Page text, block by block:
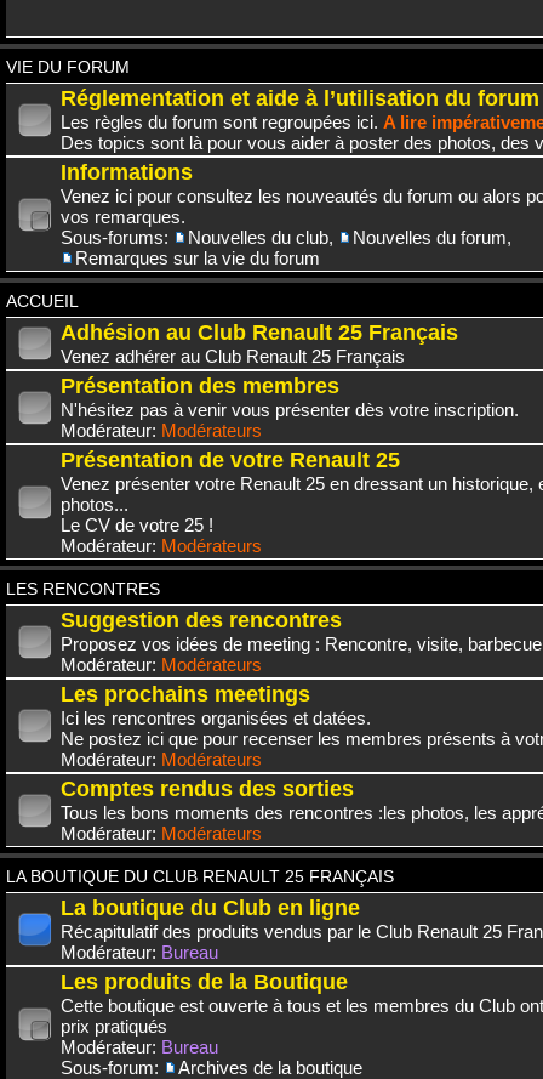
VIE DU FORUM
Réglementation et aide à l’utilisation du forum
Les règles du forum sont regroupées ici. A lire
Des topics sont là pour vous aider à poster des photos, des
Informations
Venez ici pour consultez les nouveautés du forum ou alors
vos remarques.
Sous-forums:
Nouvelles du club, Nouvelles du forum,
Remarques sur la vie du forum
ACCUEIL
Adhésion au Club Renault 25 Français
Venez adhérer au Club Renault 25 Français
Présentation des membres
N'hésitez pas à venir vous présenter dès votre inscription.
Modérateur: Modérateurs
Présentation de votre Renault 25
Venez présenter votre Renault 25 en dressant un historique,
photos...
Le CV de votre 25 !
Modérateur: Modérateurs
LES RENCONTRES
Suggestion des rencontres
Proposez vos idées de meeting : Rencontre, visite,
Modérateur: Modérateurs
Les prochains meetings
Ici les rencontres organisées et datées.
Ne postez ici que pour recenser les membres présents à
Modérateur: Modérateurs
Comptes rendus des sorties
Tous les bons moments des rencontres :les photos, les
Modérateur: Modérateurs
LA BOUTIQUE DU CLUB RENAULT 25 FRANÇAIS
La boutique du Club en ligne
Récapitulatif des produits vendus par le Club Renault 25
Modérateur: Bureau
Les produits de la Boutique
Cette boutique est ouverte à tous et les membres du Club
prix pratiqués
Modérateur: Bureau
Sous-forum:
Archives de la boutique